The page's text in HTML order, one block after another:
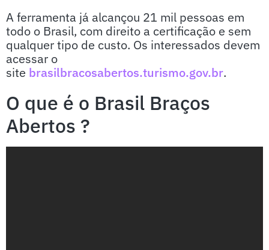
A ferramenta já alcançou 21 mil pessoas em
todo o Brasil, com direito a certificação e sem
qualquer tipo de custo. Os interessados devem
acessar o
site brasilbracosabertos.turismo.gov.br.
O que é o Brasil Braços
Abertos ?